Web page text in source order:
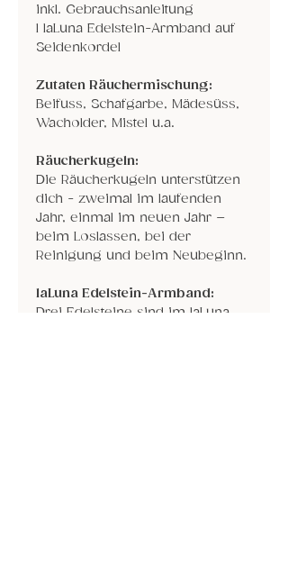
inkl. Gebrauchsanleitung
1 laLuna Edelstein-Armband auf
Seidenkordel
Zutaten Räuchermischung:
Beifuss, Schafgarbe, Mädesüss,
Wacholder, Mistel u.a.
Räucherkugeln:
Die Räucherkugeln unterstützen
dich - zweimal im laufenden
Jahr, einmal im neuen Jahr –
beim Loslassen, bei der
Reinigung und beim Neubeginn.
laLuna Edelstein-Armband:
Drei Edelsteine sind im laLuna